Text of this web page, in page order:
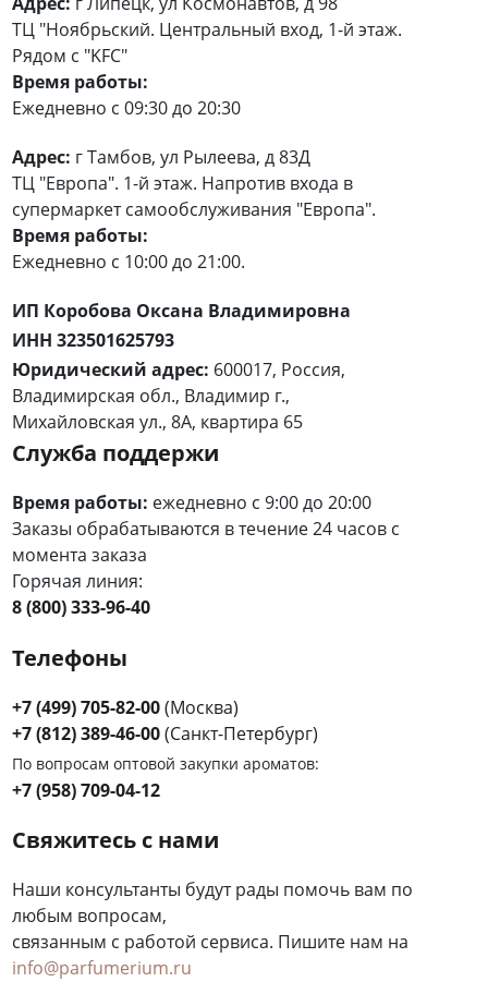
ТЦ "Ноябрьский. Центральный вход, 1-й этаж.
Рядом с "KFC"
Время работы:
Ежедневно с 09:30 до 20:30
Адрес: г Тамбов, ул Рылеева, д 83Д
ТЦ "Европа". 1-й этаж. Напротив входа в
супермаркет самообслуживания "Европа".
Время работы:
Ежедневно с 10:00 до 21:00.
ИП Коробова Оксана Владимировна
ИНН 323501625793
Юридический адрес: 600017, Россия,
Владимирская обл., Владимир г.,
Михайловская ул., 8А, квартира 65
Служба поддержи
Время работы: ежедневно с 9:00 до 20:00
Заказы обрабатываются в течение 24 часов с
момента заказа
Горячая линия:
8 (800) 333-96-40
Телефоны
+7 (499) 705-82-00(Москва)
+7 (812) 389-46-00(Санкт-Петербург)
По вопросам оптовой закупки ароматов:
+7 (958) 709-04-12
Свяжитесь с нами
Наши консультанты будут рады помочь вам по
любым вопросам,
связанным с работой сервиса. Пишите нам на
info@parfumerium.ru